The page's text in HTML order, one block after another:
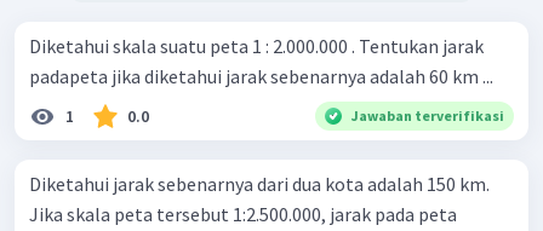
Diketahui skala suatu peta 1 : 2.000.000 . Tentukan jarak
padapeta jika diketahui jarak sebenarnya adalah 60 km ...
1 0.0 Jawaban terverifikasi
Diketahui jarak sebenarnya dari dua kota adalah 150 km.
Jika skala peta tersebut 1:2.500.000, jarak pada peta